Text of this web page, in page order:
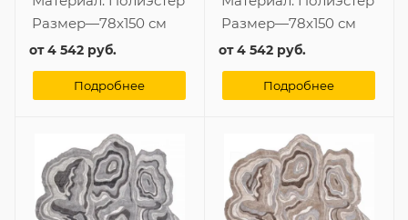
Размер—78x150 см
от4 542 руб.
Подробнее
Размер—78x150 см
от4 542 руб.
Подробнее